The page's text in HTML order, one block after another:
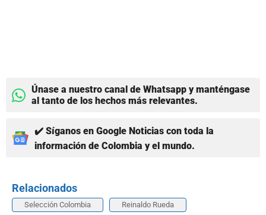
Únase a nuestro canal de Whatsapp y manténgase
al tanto de los hechos más relevantes.
✔️ Síganos en Google Noticias con toda la
información de Colombia y el mundo.
Relacionados
Selección Colombia Reinaldo Rueda